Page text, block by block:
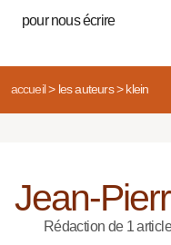
pour nous écrire
accueil> les auteurs> klein
Jean-
Rédaction de 1